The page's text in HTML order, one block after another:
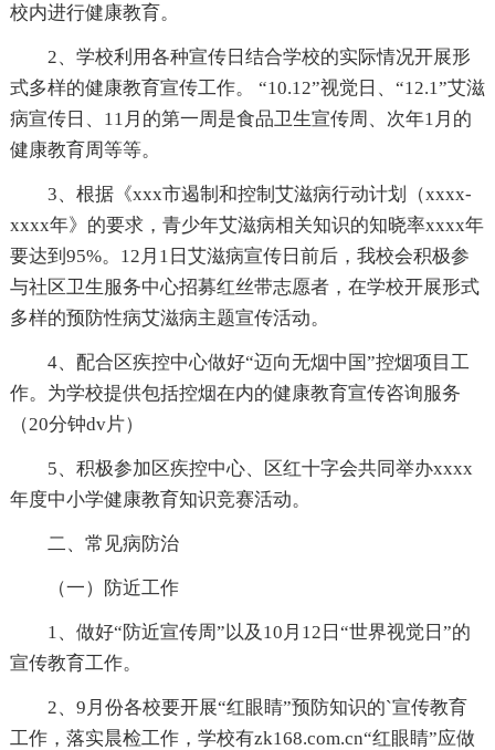
校内进行健康教育。
2、学校利用各种宣传日结合学校的实际情况开展形
式多样的健康教育宣传工作。 “10.12”视觉日、“12.1”艾滋
病宣传日、11月的第一周是食品卫生宣传周、次年1月的
健康教育周等等。
3、根据《xxx市遏制和控制艾滋病行动计划（xxxx-
xxxx年》的要求，青少年艾滋病相关知识的知晓率xxxx年
要达到95%。12月1日艾滋病宣传日前后，我校会积极参
与社区卫生服务中心招募红丝带志愿者，在学校开展形式
多样的预防性病艾滋病主题宣传活动。
4、配合区疾控中心做好“迈向无烟中国”控烟项目工
作。为学校提供包括控烟在内的健康教育宣传咨询服务
（20分钟dv片）
5、积极参加区疾控中心、区红十字会共同举办xxxx
年度中小学健康教育知识竞赛活动。
二、常见病防治
（一）防近工作
1、做好“防近宣传周”以及10月12日“世界视觉日”的
宣传教育工作。
2、9月份各校要开展“红眼睛”预防知识的`宣传教育
工作，落实晨检工作，学校有zk168.com.cn“红眼睛”应做